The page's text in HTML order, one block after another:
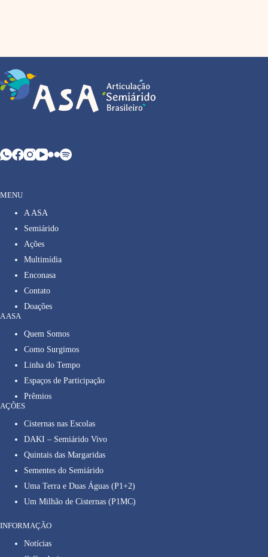
MENU
A ASA
Semiárido
Ações
Multimídia
Enconasa
Contato
Doações
A ASA
Quem Somos
Como Surgimos
Linha do Tempo
Espaços de Participação
Prêmios
AÇÕES
Cisternas nas Escolas
DAKI – Semiárido Vivo
Quintais das Margaridas
Sementes do Semiárido
Uma Terra e Duas Águas (P1+2)
Um Milhão de Cisternas (P1MC)
INFORMAÇÃO
Notícias